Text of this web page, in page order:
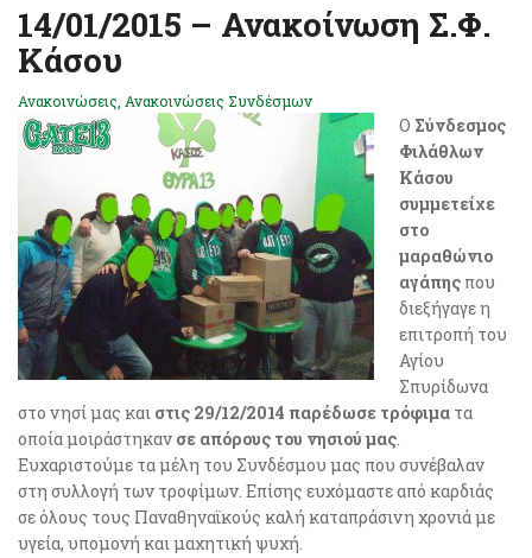
14/01/2015 – Ανακοίνωση Σ.Φ.
Κάσου
Ανακοινώσεις Ανακοινώσεις Συνδέσμων
Ο Σύνδεσμος
Φιλάθλων
Κάσου
συμμετείχε
στο
μαραθώνιο
αγάπης που
διεξήγαγε η
επιτροπή του
Αγίου
Σπυρίδωνα
στο νησί μας και στις 29/12/2014 παρέδωσε τρόφιμα τα
οποία μοιράστηκαν σε απόρους του νησιού μας.
Ευχαριστούμε τα μέλη του Συνδέσμου μας που συνέβαλαν
στη συλλογή των τροφίμων. Επίσης ευχόμαστε από καρδιάς
σε όλους τους Παναθηναϊκούς καλή καταπράσινη χρονιά με
υγεία, υπομονή και μαχητική ψυχή.